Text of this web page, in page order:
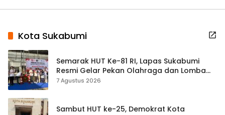
Kota Sukabumi
Semarak HUT Ke-81 RI, Lapas Sukabumi
Resmi Gelar Pekan Olahraga dan Lomba
Tradisional
7 Agustus 2026
Sambut HUT ke-25, Demokrat Kota